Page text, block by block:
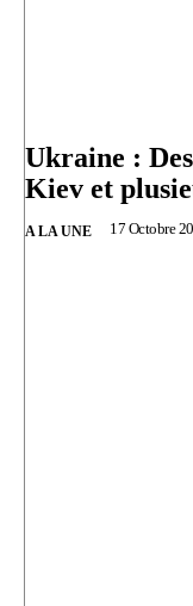
Ukraine :
Kiev et
A LA UNE 17 Octobre